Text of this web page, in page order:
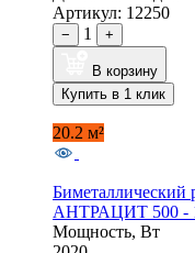
Артикул: 12250
− 1 +
В корзину
Купить в 1 клик
20.2 м²
Биметаллический
АНТРАЦИТ 500 -
Мощность, Вт